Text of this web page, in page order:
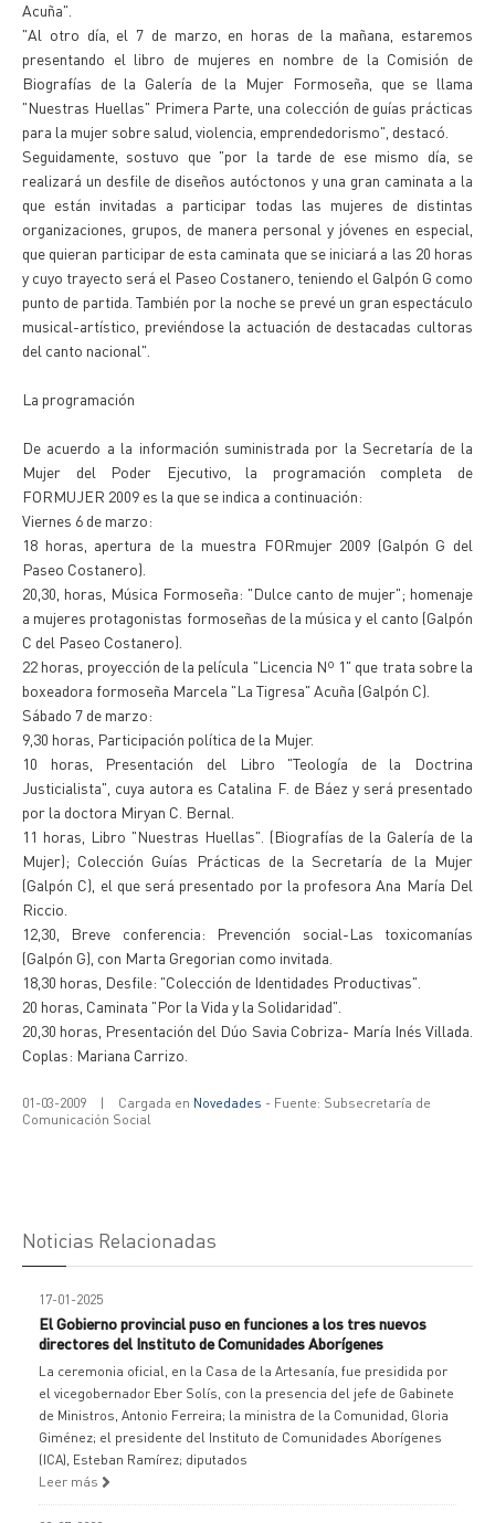
Acuña".
"Al otro día, el 7 de marzo, en horas de la mañana, estaremos
presentando el libro de mujeres en nombre de la Comisión de
Biografías de la Galería de la Mujer Formoseña, que se llama
"Nuestras Huellas" Primera Parte, una colección de guías prácticas
para la mujer sobre salud, violencia, emprendedorismo", destacó.
Seguidamente, sostuvo que "por la tarde de ese mismo día, se
realizará un desfile de diseños autóctonos y una gran caminata a la
que están invitadas a participar todas las mujeres de distintas
organizaciones, grupos, de manera personal y jóvenes en especial,
que quieran participar de esta caminata que se iniciará a las 20 horas
y cuyo trayecto será el Paseo Costanero, teniendo el Galpón G como
punto de partida. También por la noche se prevé un gran espectáculo
musical-artístico, previéndose la actuación de destacadas cultoras
del canto nacional".
La programación
De acuerdo a la información suministrada por la Secretaría de la
Mujer del Poder Ejecutivo, la programación completa de
FORMUJER 2009 es la que se indica a continuación:
Viernes 6 de marzo:
18 horas, apertura de la muestra FORmujer 2009 (Galpón G del
Paseo Costanero).
20,30, horas, Música Formoseña: "Dulce canto de mujer"; homenaje
a mujeres protagonistas formoseñas de la música y el canto (Galpón
C del Paseo Costanero).
22 horas, proyección de la película "Licencia Nº 1" que trata sobre la
boxeadora formoseña Marcela "La Tigresa" Acuña (Galpón C).
Sábado 7 de marzo:
9,30 horas, Participación política de la Mujer.
10 horas, Presentación del Libro "Teología de la Doctrina
Justicialista", cuya autora es Catalina F. de Báez y será presentado
por la doctora Miryan C. Bernal.
11 horas, Libro "Nuestras Huellas". (Biografías de la Galería de la
Mujer); Colección Guías Prácticas de la Secretaría de la Mujer
(Galpón C), el que será presentado por la profesora Ana María Del
Riccio.
12,30, Breve conferencia: Prevención social-Las toxicomanías
(Galpón G), con Marta Gregorian como invitada.
18,30 horas, Desfile: "Colección de Identidades Productivas".
20 horas, Caminata "Por la Vida y la Solidaridad".
20,30 horas, Presentación del Dúo Savia Cobriza- María Inés Villada.
Coplas: Mariana Carrizo.
01-03-2009 | Cargada en Novedades - Fuente: Subsecretaría de
Comunicación Social
Noticias Relacionadas
17-01-2025
El Gobierno provincial puso en funciones a los tres nuevos
directores del Instituto de Comunidades Aborígenes
La ceremonia oficial, en la Casa de la Artesanía, fue presidida por
el vicegobernador Eber Solís, con la presencia del jefe de Gabinete
de Ministros, Antonio Ferreira; la ministra de la Comunidad, Gloria
Giménez; el presidente del Instituto de Comunidades Aborígenes
(ICA), Esteban Ramírez; diputados
Leer más